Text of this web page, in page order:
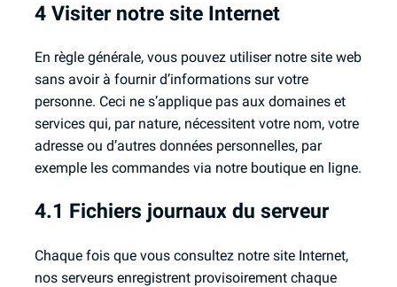
4 Visiter notre site Internet
En règle générale, vous pouvez utiliser notre site web
sans avoir à fournir d’informations sur votre
personne. Ceci ne s’applique pas aux domaines et
services qui, par nature, nécessitent votre nom, votre
adresse ou d’autres données personnelles, par
exemple les commandes via notre boutique en ligne.
4.1 Fichiers journaux du serveur
Chaque fois que vous consultez notre site Internet,
nos serveurs enregistrent provisoirement chaque